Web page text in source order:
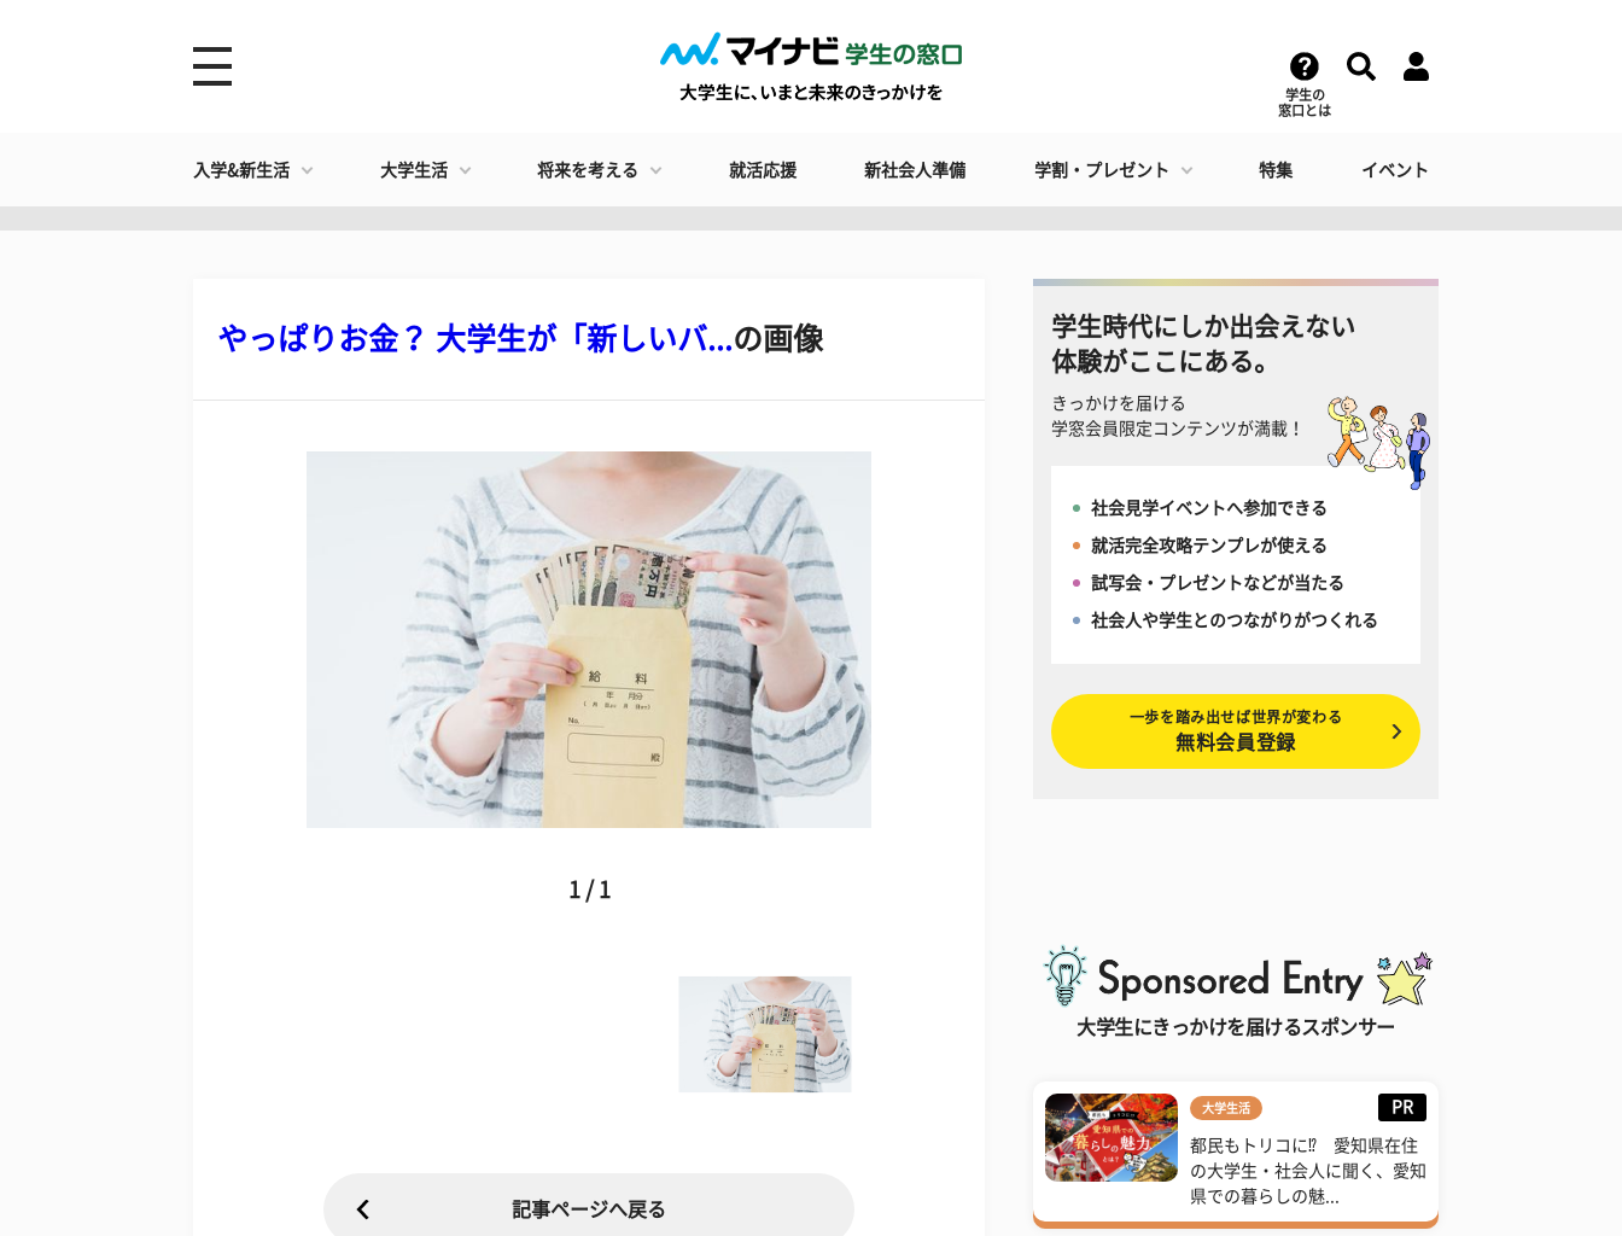
学生の
窓口とは
入学&新生活 大学生活 将来を考える 就活応援 新社会人準備 学割・プレゼント 特集 イベント
やっぱりお金？ 大学生が「新しいバ...の画像
1 / 1
記事ページへ戻る
学生時代にしか出会えない
体験がここにある。
きっかけを届ける
学窓会員限定コンテンツが満載！
社会見学イベントへ参加できる
就活完全攻略テンプレが使える
試写会・プレゼントなどが当たる
社会人や学生とのつながりがつくれる
一歩を踏み出せば世界が変わる
無料会員登録
大学生にきっかけを届けるスポンサー
大学生活 PR
都民もトリコに⁉ 愛知県在住
の大学生・社会人に聞く、愛知
県での暮らしの魅...